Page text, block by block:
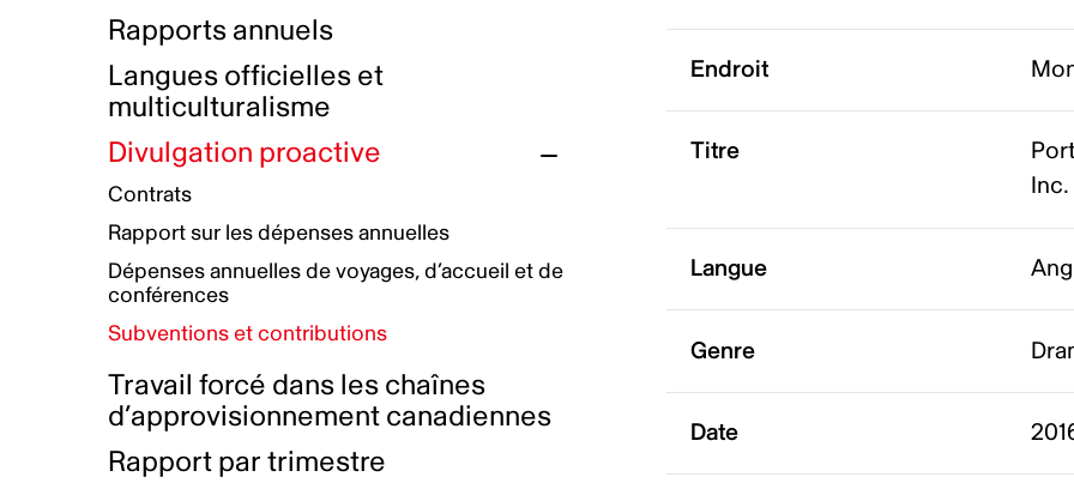
Initiatives autochtones
Plan de réconciliation autochtone
Groupe de travail autochtone
Principes directeurs sur le
harcèlement
Plan d’action pour la parité
Plan d'équité, de diversité,
d'inclusion et d'accessibilité
Boîte à outils pour le récit authentique
Collecte de données et l’auto-identification
Plan d'accessibilité
Rémunération et avantages
Prix et certifications
Nos valeurs d’entreprise
Rapports annuels
Langues officielles et
multiculturalisme
Divulgation proactive
Contrats
Rapport sur les dépenses annuelles
Dépenses annuelles de voyages, d’accueil et de
conférences
Subventions et contributions
Travail forcé dans les chaînes
d’approvisionnement canadiennes
Rapport par trimestre
Endroit
Titre
Inc.
Langue
Genre
Date